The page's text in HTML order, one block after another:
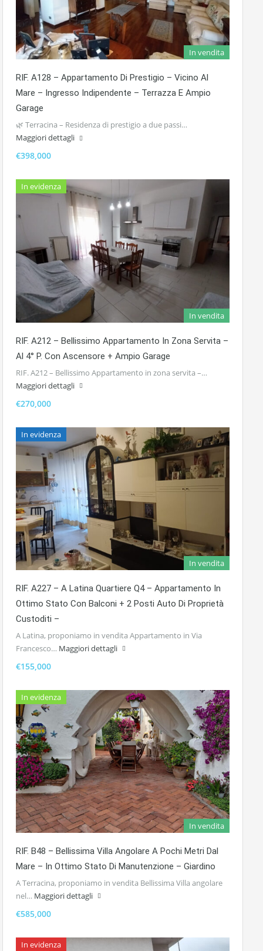
In vendita
RIF. A128 – Appartamento Di Prestigio – Vicino Al
Mare – Ingresso Indipendente – Terrazza E Ampio
Garage
🌿 Terracina – Residenza di prestigio a due passi…
Maggiori dettagli
€398,000
In evidenza
In vendita
RIF. A212 – Bellissimo Appartamento In Zona Servita –
Al 4° P. Con Ascensore + Ampio Garage
RIF. A212 – Bellissimo Appartamento in zona servita –…
Maggiori dettagli
€270,000
In evidenza
In vendita
RIF. A227 – A Latina Quartiere Q4 – Appartamento In
Ottimo Stato Con Balconi + 2 Posti Auto Di Proprietà
Custoditi –
A Latina, proponiamo in vendita Appartamento in Via
Francesco… Maggiori dettagli
€155,000
In evidenza
In vendita
RIF. B48 – Bellissima Villa Angolare A Pochi Metri Dal
Mare – In Ottimo Stato Di Manutenzione – Giardino
A Terracina, proponiamo in vendita Bellissima Villa angolare
nel… Maggiori dettagli
€585,000
In evidenza